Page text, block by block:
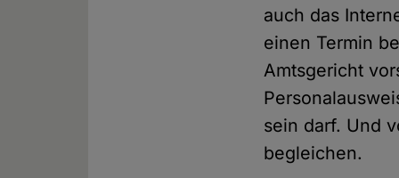
auch das
einen Termin
Amtsgericht
sein darf. Und
begleichen.